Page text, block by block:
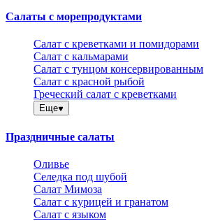
Салаты с морепродуктами
Салат с креветками и помидорами
Салат с кальмарами
Салат с тунцом консервированным
Салат с красной рыбой
Греческий салат с креветками
Еще
Праздничные салаты
Оливье
Селедка под шубой
Салат Мимоза
Салат с курицей и гранатом
Салат с языком